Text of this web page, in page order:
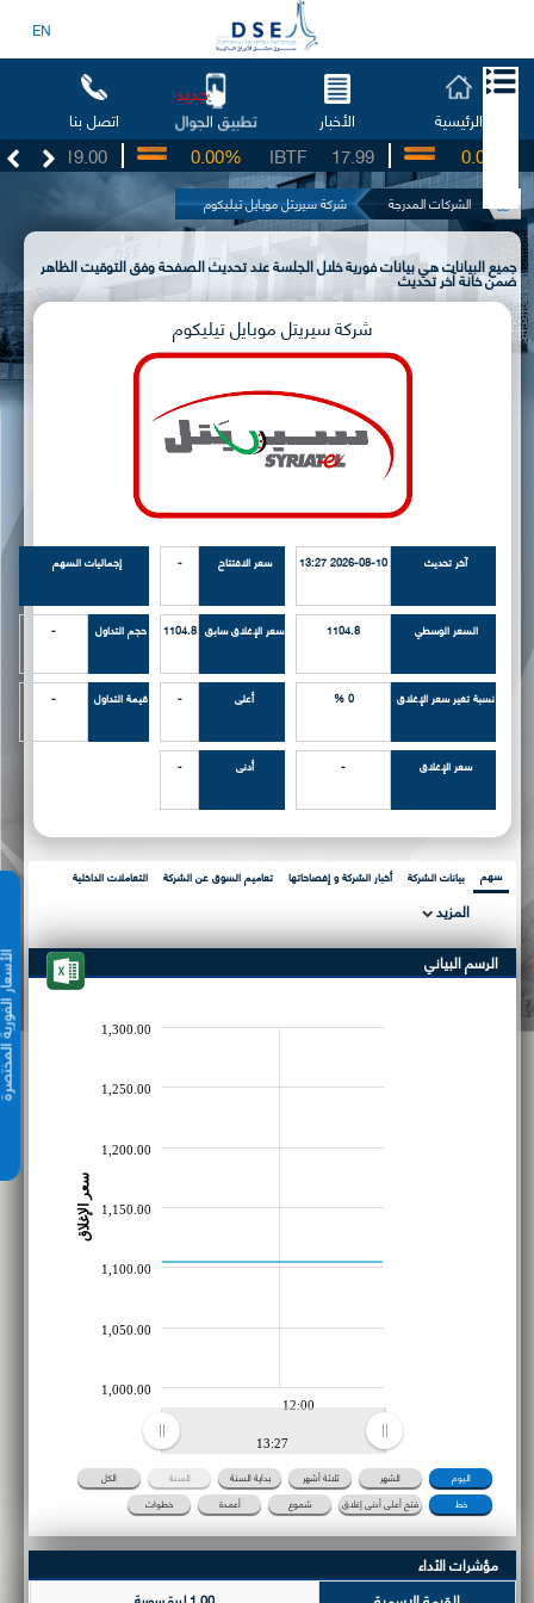
EN
الرئيسية الأخبار تطبيق الجوال
جديد
اتصل بنا
19.00 17.99
IBTF
0.00% 0.00%
الشركات المدرجة شركة سيريتل موبايل تيليكوم
الأسعار
جميع البيانات هي بيانات فورية خلال الجلسة عند تحديث الصفحة وفق التوقيت الظاهر
ضمن خانة آخر تحديث
شركة سيريتل موبايل تيليكوم
آخر تحديث 2026-08-10 13:27
السعر الوسطي 1104.8
نسبة تغير سعر الإغلاق 0 %
سعر الإغلاق -
سعر الافتتاح -
سعر الإغلاق سابق 1104.8
أعلى -
أدنى -
إجماليات السهم
حجم التداول -
قيمة التداول -
سهم بيانات الشركة أخبار الشركة و إفصاحاتها تعاميم السوق عن الشركة التعاملات الداخلية
المزيد
الرسم البياني
12:00
1,000.00
1,050.00
1,100.00
1,150.00
1,200.00
1,250.00
1,300.00
سعر الإغلاق
13:27
اليوم الشهر ثلاثة أشهر بداية السنة السنة
الكل
خط
فتح أعلى أدنى إغلاق شموع أعمدة خطوات
مؤشرات الأداء